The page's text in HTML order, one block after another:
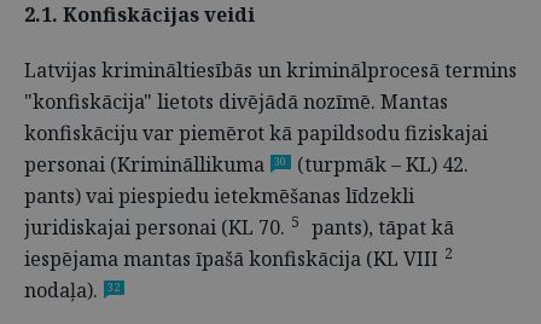
2.1. Konfiskācijas veidi
Latvijas krimināltiesībās un kriminālprocesā termins
"konfiskācija" lietots divējādā nozīmē. Mantas
konfiskāciju var piemērot kā papildsodu fiziskajai
personai (Krimināllikuma
30
(turpmāk – KL) 42.
pants) vai piespiedu ietekmēšanas līdzekli
juridiskajai personai (KL 70. 5
pants), tāpat kā
iespējama mantas īpašā konfiskācija (KL VIII 2
nodaļa). 32